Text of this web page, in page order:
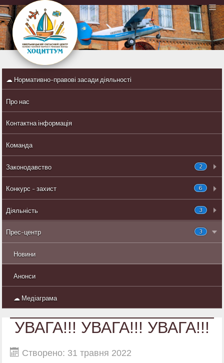
☁ Нормативно-правові засади діяльності
Про нас
Контактна інформація
Команда
2
Законодавство
6
Конкурс - захист
3
Діяльність
3
Прес-центр
Новини
Анонси
☁ Медіаграма
УВАГА!!! УВАГА!!! УВАГА!!!
Створено: 31 травня 2022